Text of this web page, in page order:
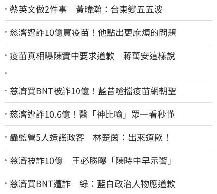
蔡英文做2件事 黃暐瀚：台東變五五波
慈濟遭詐10億買疫苗！他點出更麻煩的問題
疫苗真相曝陳實中要求道歉 蔣萬安這樣說
慈濟買BNT被詐10億！藍昔嗆擋疫苗網朝聖
慈濟遭詐10.6億！醫「神比喻」眾一看秒懂
轟藍營5人造謠政客 林楚茵：出來道歉！
慈濟被詐10億 王必勝曝「陳時中早示警」
慈濟買BNT遭詐 綠：藍白政治人物應道歉